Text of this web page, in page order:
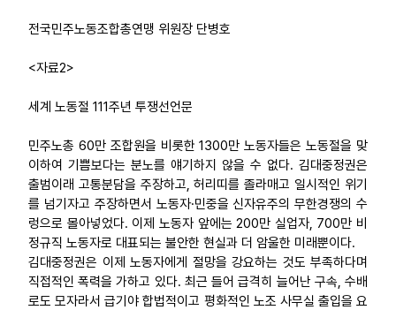
전국민주노동조합총연맹 위원장 단병호
<자료2>
세계 노동절 111주년 투쟁선언문
민주노총 60만 조합원을 비롯한 1300만 노동자들은 노동절을 맞
이하여 기쁨보다는 분노를 얘기하지 않을 수 없다. 김대중정권은
출범이래 고통분담을 주장하고, 허리띠를 졸라매고 일시적인 위기
를 넘기자고 주장하면서 노동자·민중을 신자유주의 무한경쟁의 수
렁으로 몰아넣었다. 이제 노동자 앞에는 200만 실업자, 700만 비
정규직 노동자로 대표되는 불안한 현실과 더 암울한 미래뿐이다.
김대중정권은 이제 노동자에게 절망을 강요하는 것도 부족하다며
직접적인 폭력을 가하고 있다. 최근 들어 급격히 늘어난 구속, 수배
로도 모자라서 급기야 합법적이고 평화적인 노조 사무실 출입을 요